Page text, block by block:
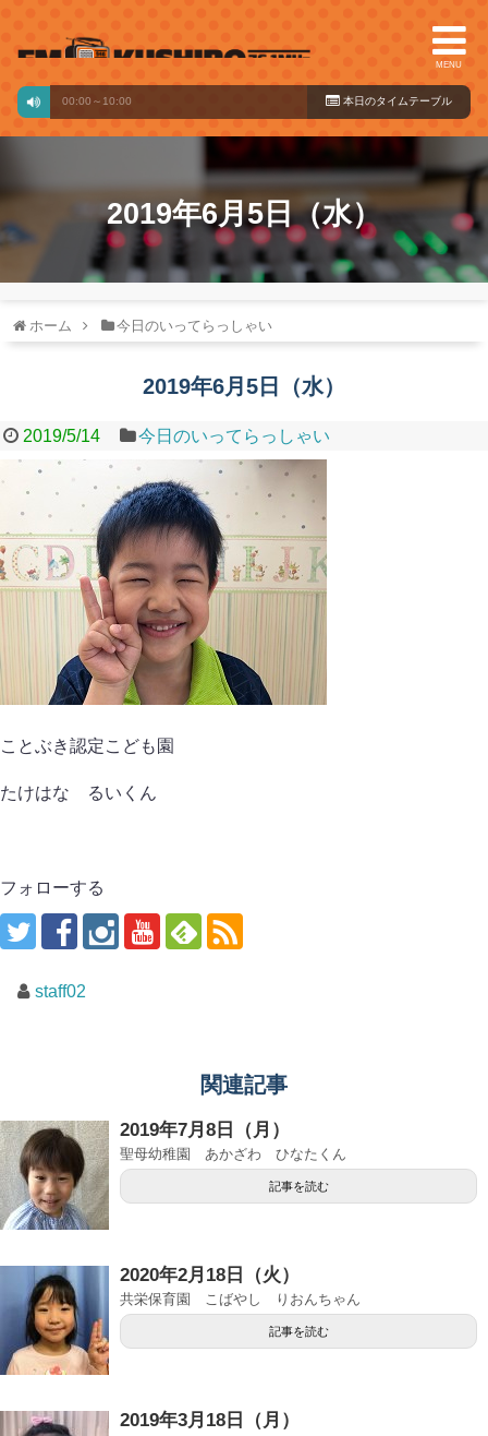
MENU
です 00:00～10:00 本日のタイ ムテーブル
2019年6月5日（水）
ホーム 今日のいってらっしゃい
2019年6月5日（水）
2019/5/14 今日のいってらっしゃい
ことぶき認定こども園
たけはな るいくん
フォローする
staff02
関連記事
2019年7月8日（月）
聖母幼稚園 あかざわ ひなたくん
記事を読む
2020年2月18日（火）
共栄保育園 こばやし りおんちゃん
記事を読む
2019年3月18日（月）